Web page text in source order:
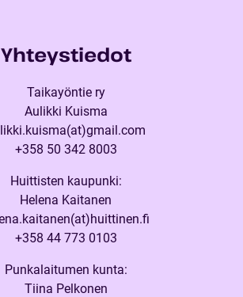
Yhteystiedot
Taikayöntie ry
Aulikki Kuisma
+358 50 342 8003
Huittisten kaupunki:
Helena Kaitanen
+358 44 773 0103
Punkalaitumen kunta:
Tiina Pelkonen